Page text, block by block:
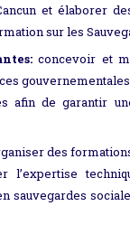
et élaborer
sur les
concevoir et
afin de garantir
des
l’expertise
sauvegardes